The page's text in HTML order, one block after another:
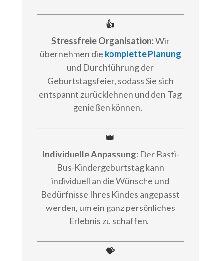
👍
Stressfreie Organisation:Wir
übernehmen die komplette Planung
und Durchführung der
Geburtstagsfeier, sodass Sie sich
entspannt zurücklehnen und den Tag
genießen können.
👑
Individuelle Anpassung:Der Basti-
Bus-Kindergeburtstag kann
individuell an die Wünsche und
Bedürfnisse Ihres Kindes angepasst
werden, um ein ganz persönliches
Erlebnis zu schaffen.
💝